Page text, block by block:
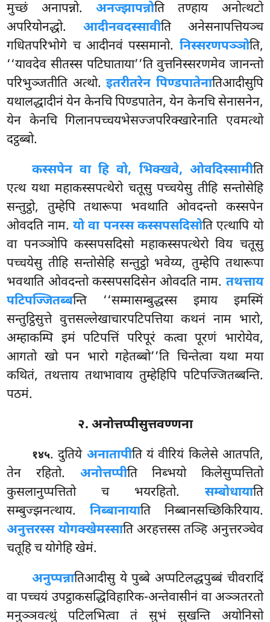
मुच्छं अनापन्नो. अनज्झापन्नोति तण्हाय अनोत्थटो
अपरियोनद्धो. आदीनवदस्सावीति अनेसनापत्तियञ्च
गधितपरिभोगे च आदीनवं पस्समानो. निस्सरणपञ्ञोति,
‘‘यावदेव सीतस्स पटिघाताया’’ति वुत्तनिस्सरणमेव जानन्तो
परिभुञ्जतीति अत्थो.इतरीतरेन पिण्डपातेनातिआदीसुपि
यथालद्धादीनं येन केनचि पिण्डपातेन, येन केनचि सेनासनेन,
येन केनचि गिलानपच्चयभेसज्जपरिक्खारेनाति एवमत्थो
दट्ठब्बो.
कस्सपेन वा हि वो, भिक्खवे, ओवदिस्सामीति
एत्थ यथा महाकस्सपत्थेरो चतूसु पच्चयेसु तीहि सन्तोसेहि
सन्तुट्ठो, तुम्हेपि तथारूपा भवथाति ओवदन्तो कस्सपेन
ओवदति नाम. यो वा पनस्स कस्सपसदिसोति एत्थापि यो
वा पनञ्ञोपि कस्सपसदिसो महाकस्सपत्थेरो विय चतूसु
पच्चयेसु तीहि सन्तोसेहि सन्तुट्ठो भवेय्य, तुम्हेपि तथारूपा
भवथाति ओवदन्तो कस्सपसदिसेन ओवदति नाम. तथत्ताय
पटिपज्जितब्बन्ति ‘‘सम्मासम्बुद्धस्स इमाय इमस्मिं
सन्तुट्ठिसुत्ते वुत्तसल्लेखाचारपटिपत्तिया कथनं नाम भारो,
अम्हाकम्पि इमं पटिपत्तिं परिपूरं कत्वा पूरणं भारोयेव,
आगतो खो पन भारो गहेतब्बो’’ति चिन्तेत्वा यथा मया
कथितं, तथत्ताय तथाभावाय तुम्हेहिपि पटिपज्जितब्बन्ति.
पठमं.
२. अनोत्तप्पीसुत्तवण्णना
१४५. दुतिये अनातापीति यं वीरियं किलेसे आतपति,
तेन रहितो. अनोत्तप्पीति निब्भयो किलेसुप्पत्तितो
कुसलानुप्पत्तितो च भयरहितो. सम्बोधायाति
सम्बुज्झनत्थाय. निब्बानायाति निब्बानसच्छिकिरियाय.
अनुत्तरस्स योगक्खेमस्साति अरहत्तस्स तञ्हि अनुत्तरञ्चेव
चतूहि च योगेहि खेमं.
अनुप्पन्नातिआदीसु ये पुब्बे अप्पटिलद्धपुब्बं चीवरादिं
वा पच्चयं उपट्ठाकसद्धिविहारिक-अन्तेवासीनं वा अञ्ञतरतो
मनुञ्ञवत्थुं पटिलभित्वा तं सुभं सुखन्ति अयोनिसो